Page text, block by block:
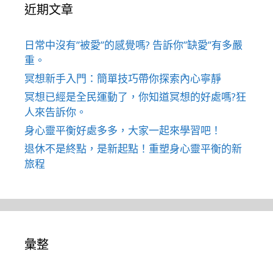
近期文章
日常中沒有”被愛”的感覺嗎? 告訴你”缺愛”有多嚴
重。
冥想新手入門：簡單技巧帶你探索內心寧靜
冥想已經是全民運動了，你知道冥想的好處嗎?狂
人來告訴你。
身心靈平衡好處多多，大家一起來學習吧！
退休不是終點，是新起點！重塑身心靈平衡的新
旅程
彙整